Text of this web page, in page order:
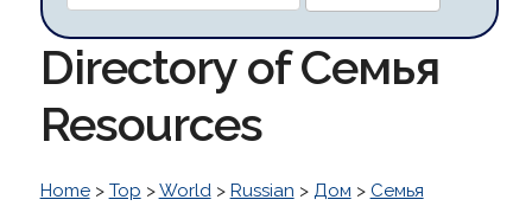
Directory of Семья
Resources
Home> Top >World> Russian > Дом > Семья